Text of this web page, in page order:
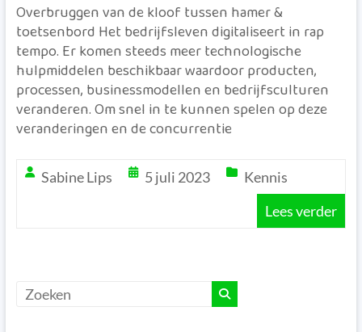
Overbruggen van de kloof tussen hamer &
toetsenbord Het bedrijfsleven digitaliseert in rap
tempo. Er komen steeds meer technologische
hulpmiddelen beschikbaar waardoor producten,
processen, businessmodellen en bedrijfsculturen
veranderen. Om snel in te kunnen spelen op deze
veranderingen en de concurrentie
Sabine Lips 5 juli 2023
Kennis
Lees verder